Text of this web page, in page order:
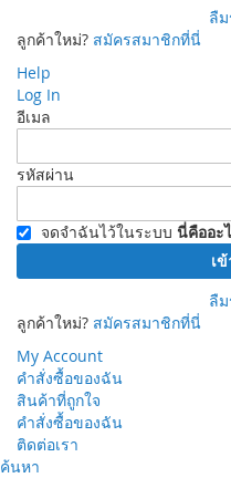
ลื
ลูกค้าใหม่? สมัครสมาชิกที่นี่
Help
Log In
อีเมล
รหัสผ่าน
จดจำฉันไว้ในระบบ นี่คืออะ
เ
ลื
ลูกค้าใหม่? สมัครสมาชิกที่นี่
My Account
คำสั่งซื้อของฉัน
สินค้าที่ถูกใจ
คำสั่งซื้อของฉัน
ติดต่อเรา
ข้าม
ค้นหา